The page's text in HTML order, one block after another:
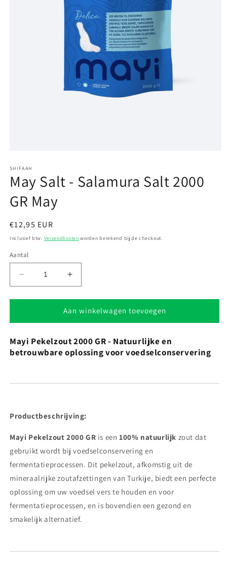
openen
in
modaal
SHIFAAH
May Salt - Salamura Salt 2000
GR May
Normale
prijs
€12,95 EUR
Inclusief btw. Verzendkosten worden berekend bij de checkout.
Aantal
Aantal
verlagen
voor
Salt
Salamura
Salt
May
Aantal
verhogen
voor
May
Salt
Salamura
Salt
May
Aan winkelwagen toevoegen
Mayi Pekelzout 2000 GR - Natuurlijke en
betrouwbare oplossing voor voedselconservering
Productbeschrijving:
Mayi Pekelzout 2000 GR is een100% natuurlijk zout dat
gebruikt wordt bij voedselconservering en
fermentatieprocessen. Dit pekelzout, afkomstig uit de
mineraalrijke zoutafzettingen van Turkije, biedt een perfecte
oplossing om uw voedsel vers te houden en voor
fermentatieprocessen, en is bovendien een gezond en
smakelijk alternatief.